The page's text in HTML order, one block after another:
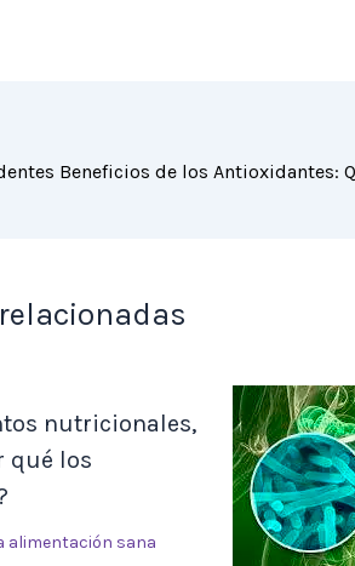
nutricionales,
qué los
alimentación sana